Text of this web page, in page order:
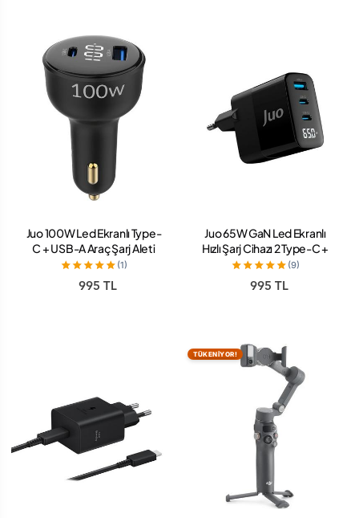
Juo 100W Led Ekranlı Type-
C + USB-A Araç Şarj Aleti
iPhone & Android &
Notebook Araç içi Şarj
Cihazı
(1)
995 TL
Juo 65W GaN Led Ekranlı
Hızlı Şarj Cihazı 2 Type-C +
USB-A iPhone & iPad &
Notebook Uyumlu Şarj Aleti
(9)
995 TL
TÜKENİYOR!